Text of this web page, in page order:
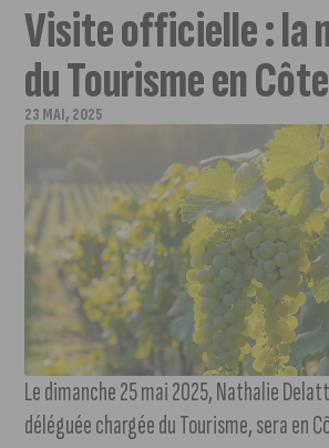
Visite officielle : la
du Tourisme en
23 MAI, 2025
Le dimanche 25 mai 2025, Nathalie
déléguée chargée du Tourisme, sera en